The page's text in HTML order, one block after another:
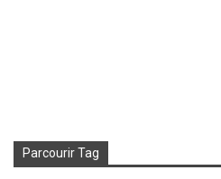
Parcourir Tag